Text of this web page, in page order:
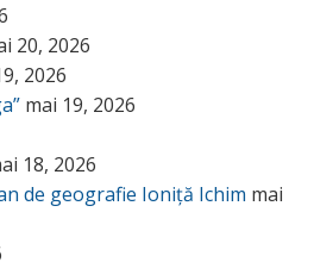
20, 2026
2026
mai 19, 2026
18, 2026
de geografie Ioniță Ichim mai